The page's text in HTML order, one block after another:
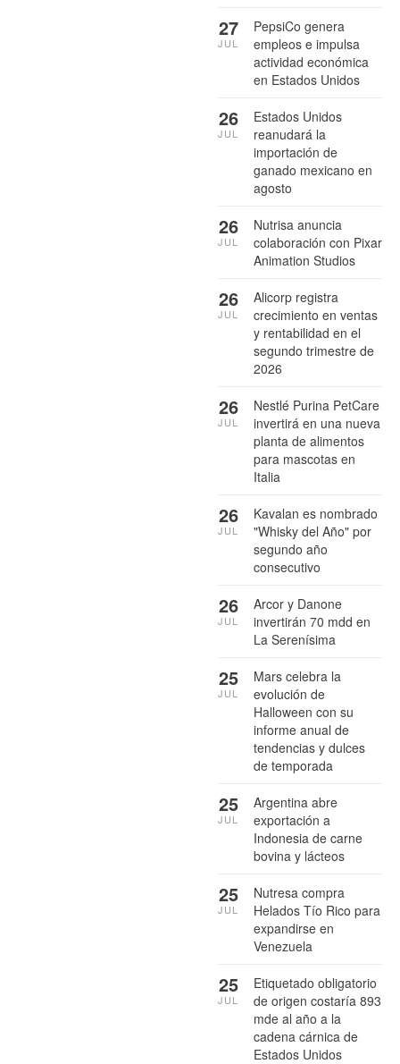
PepsiCo genera
empleos e impulsa
actividad económica
en Estados Unidos
27
JUL
Estados Unidos
reanudará la
importación de
ganado mexicano en
agosto
26
JUL
Nutrisa anuncia
colaboración con Pixar
Animation Studios
26
JUL
Alicorp registra
crecimiento en ventas
y rentabilidad en el
segundo trimestre de
2026
26
JUL
Nestlé Purina PetCare
invertirá en una nueva
planta de alimentos
para mascotas en
Italia
26
JUL
Kavalan es nombrado
"Whisky del Año" por
segundo año
consecutivo
26
JUL
Arcor y Danone
invertirán 70 mdd en
La Serenísima
26
JUL
Mars celebra la
evolución de
Halloween con su
informe anual de
tendencias y dulces
de temporada
25
JUL
Argentina abre
exportación a
Indonesia de carne
bovina y lácteos
25
JUL
Nutresa compra
Helados Tío Rico para
expandirse en
Venezuela
25
JUL
Etiquetado obligatorio
de origen costaría 893
mde al año a la
cadena cárnica de
Estados Unidos
25
JUL